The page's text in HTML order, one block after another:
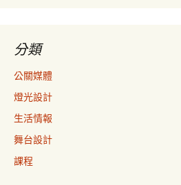
分類
公關媒體
燈光設計
生活情報
舞台設計
課程